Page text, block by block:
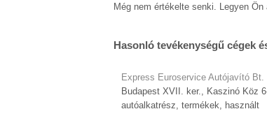
Még nem értékelte senki. Legyen Ön
Hasonló tevékenységű cégek
Express Euroservice Autójavító Bt.
Budapest XVII. ker., Kaszinó Köz
autóalkatrész, termékek, használt